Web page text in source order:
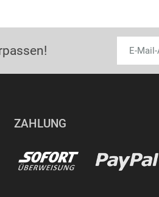
ZAHLUNG